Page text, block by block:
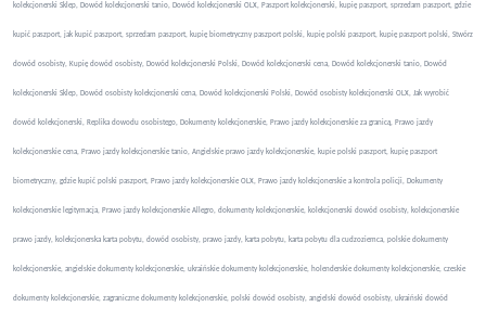
kolekcjonerski Sklep, Dowód kolekcjonerski tanio, Dowód kolekcjonerski OLX, Paszport kolekcjonerski, kupię paszport, sprzedam paszport, gdzie
kupić paszport, jak kupić paszport, sprzedam paszport, kupię biometryczny paszport polski, kupię polski paszport, kupię paszport polski, Stwórz
dowód osobisty, Kupię dowód osobisty, Dowód kolekcjonerski Polski, Dowód kolekcjonerski cena, Dowód kolekcjonerski tanio, Dowód
kolekcjonerski Sklep, Dowód osobisty kolekcjonerski cena, Dowód kolekcjonerski Polski, Dowód osobisty kolekcjonerski OLX, Jak wyrobić
dowód kolekcjonerski, Replika dowodu osobistego, Dokumenty kolekcjonerskie, Prawo jazdy kolekcjonerskie za granicą, Prawo jazdy
kolekcjonerskie cena, Prawo jazdy kolekcjonerskie tanio, Angielskie prawo jazdy kolekcjonerskie, kupie polski paszport, kupię paszport
biometryczny, gdzie kupić polski paszport, Prawo jazdy kolekcjonerskie OLX, Prawo jazdy kolekcjonerskie a kontrola policji, Dokumenty
kolekcjonerskie legitymacja, Prawo jazdy kolekcjonerskie Allegro, dokumenty kolekcjonerskie, kolekcjonerski dowód osobisty, kolekcjonerskie
prawo jazdy, kolekcjonerska karta pobytu, dowód osobisty, prawo jazdy, karta pobytu, karta pobytu dla cudzoziemca, polskie dokumenty
kolekcjonerskie, angielskie dokumenty kolekcjonerskie, ukraińskie dokumenty kolekcjonerskie, holenderskie dokumenty kolekcjonerskie, czeskie
dokumenty kolekcjonerskie, zagraniczne dokumenty kolekcjonerskie, polski dowód osobisty, angielski dowód osobisty, ukraiński dowód